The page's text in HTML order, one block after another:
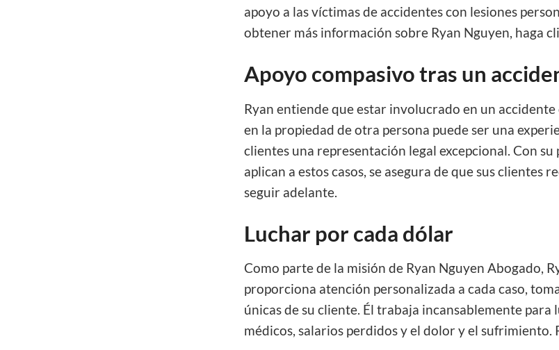
apoyo a las víctimas de accidentes con lesiones
obtener más información sobre Ryan Nguyen, haga
Apoyo compasivo tras un
Ryan entiende que estar involucrado en un
en la propiedad de otra persona puede ser una
clientes una representación legal excepcional. Con
aplican a estos casos, se asegura de que sus
seguir adelante.
Luchar por cada dólar
Como parte de la misión de Ryan Nguyen Abogado,
proporciona atención personalizada a cada caso,
únicas de su cliente. Él trabaja incansablemente
médicos, salarios perdidos y el dolor y el sufrimiento.